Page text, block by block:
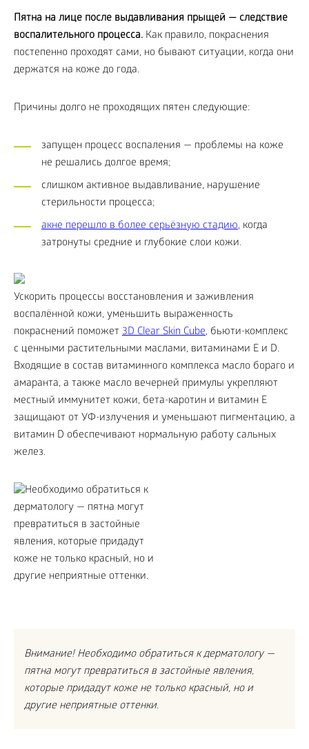
Пятна на лице после выдавливания прыщей — следствие
воспалительного процесса. Как правило, покраснения
постепенно проходят сами, но бывают ситуации, когда они
держатся на коже до года.
Причины долго не проходящих пятен следующие:
запущен процесс воспаления — проблемы на коже
не решались долгое время;
слишком активное выдавливание, нарушение
стерильности процесса;
акне перешло в более серьёзную стадию, когда
затронуты средние и глубокие слои кожи.
Ускорить процессы восстановления и заживления
воспалённой кожи, уменьшить выраженность
покраснений поможет 3D Clear Skin Cube, бьюти-комплекс
с ценными растительными маслами, витаминами E и D.
Входящие в состав витаминного комплекса масло бораго и
амаранта, а также масло вечерней примулы укрепляют
местный иммунитет кожи, бета-каротин и витамин E
защищают от УФ-излучения и уменьшают пигментацию, а
витамин D обеспечивают нормальную работу сальных
желез.
Внимание! Необходимо обратиться к дерматологу —
пятна могут превратиться в застойные явления,
которые придадут коже не только красный, но и
другие неприятные оттенки.